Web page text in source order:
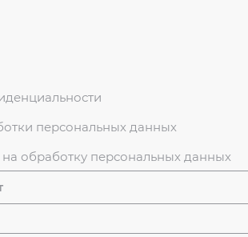
персональных данных
на обработку персональных данных